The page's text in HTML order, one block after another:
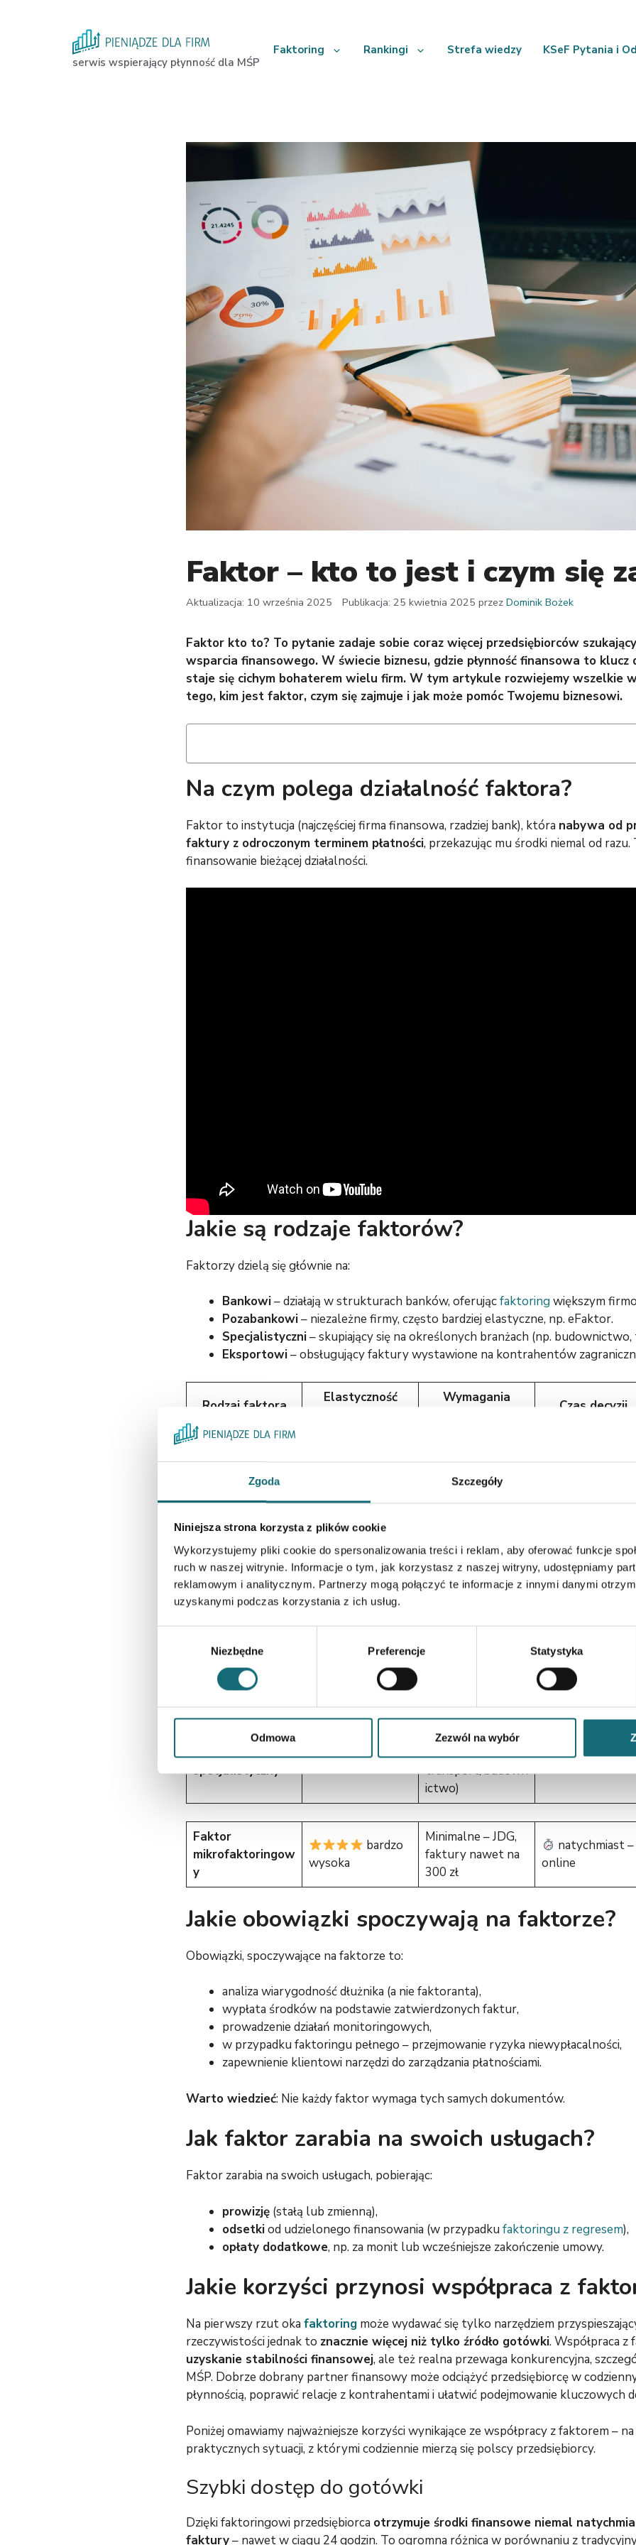
Zgoda Szczegóły
Niniejsza strona korzysta z plików cookie
Wykorzystujemy pliki cookie do spersonalizowania treści i reklam, aby oferować funkcje
ruch w naszej witrynie. Informacje o tym, jak korzystasz z naszej witryny, udostępniamy
reklamowym i analitycznym. Partnerzy mogą połączyć te informacje z innymi danymi
uzyskanymi podczas korzystania z ich usług.
Niezbędne Preferencje Statystyka
Odmowa Zezwól na wybór
serwis wspierający płynność dla MŚP
Faktoring Rankingi Strefa wiedzy KSeF Pytania i
Faktor – kto to jest i czym się
10 września 2025 25 kwietnia 2025 przezDominik Bożek
Faktor kto to? To pytanie zadaje sobie coraz więcej przedsiębiorców
wsparcia finansowego. W świecie biznesu, gdzie płynność finansowa to
staje się cichym bohaterem wielu firm. W tym artykule rozwiejemy wszelkie
tego, kim jest faktor, czym się zajmuje i jak może pomóc Twojemu biznesowi.
Na czym polega działalność faktora?
Faktor to instytucja (najczęściej firma finansowa, rzadziej bank), która nabywa od
faktury z odroczonym terminem płatności, przekazując mu środki niemal od razu.
finansowanie bieżącej działalności.
Jakie są rodzaje faktorów?
Faktorzy dzielą się głównie na:
Bankowi– działają w strukturach banków, oferującfaktoring większym
Pozabankowi– niezależne firmy, często bardziej elastyczne, np. eFaktor.
Specjalistyczni– skupiający się na określonych branżach (np.
Eksportowi– obsługujący faktury wystawione na kontrahentów
Rodzaj faktora
Elastyczność
Wymagania
Czas decyzji
Faktor
pozabankowy
bardzo
Niskie – często
tylko wyciąg + JPK
Faktor bankowy średnia
dokumenty
finansowe,
zdolność
kilka dni–
tydzień
Faktor
eksportowy
dobra
weryfikacja
2–5 dni
Faktor
specjalistyczny
wysoka
Dostosowane do
branży (np.
transport/budown
ictwo)
1–3 dni
Faktor
mikrofaktoringow
y
bardzo
wysoka
Minimalne – JDG,
faktury nawet na
300 zł
natychmiast –
online
Jakie obowiązki spoczywają na faktorze?
Obowiązki, spoczywające na faktorze to:
analiza wiarygodność dłużnika (a nie faktoranta),
wypłata środków na podstawie zatwierdzonych faktur,
prowadzenie działań monitoringowych,
w przypadku faktoringu pełnego – przejmowanie ryzyka niewypłacalności,
zapewnienie klientowi narzędzi do zarządzania płatnościami.
Warto wiedzieć: Nie każdy faktor wymaga tych samych dokumentów.
Jak faktor zarabia na swoich usługach?
Faktor zarabia na swoich usługach, pobierając:
prowizję (stałą lub zmienną),
odsetkiod udzielonego finansowania (w przypadku faktoringu z regresem),
opłaty dodatkowe, np. za monit lub wcześniejsze zakończenie umowy.
Jakie korzyści przynosi współpraca z
Na pierwszy rzut oka faktoring może wydawać się tylko narzędziem
rzeczywistości jednak to znacznie więcej niż tylko źródło gotówki. Współpraca z
uzyskanie stabilności finansowej, ale też realna przewaga konkurencyjna,
MŚP. Dobrze dobrany partner finansowy może odciążyć przedsiębiorcę w
płynnością, poprawić relacje z kontrahentami i ułatwić podejmowanie kluczowych
Poniżej omawiamy najważniejsze korzyści wynikające ze współpracy z faktorem – na
praktycznych sytuacji, z którymi codziennie mierzą się polscy przedsiębiorcy.
Szybki dostęp do gotówki
Dzięki faktoringowi przedsiębiorca otrzymuje środki finansowe niemal
faktury– nawet w ciągu 24 godzin. To ogromna różnica w porównaniu z